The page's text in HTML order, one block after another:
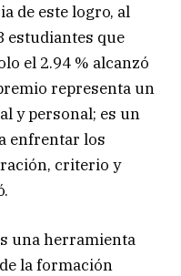
de este logro, al
estudiantes que
el 2.94 % alcanzó
representa un
y personal; es un
enfrentar los
criterio y
una herramienta
la formación